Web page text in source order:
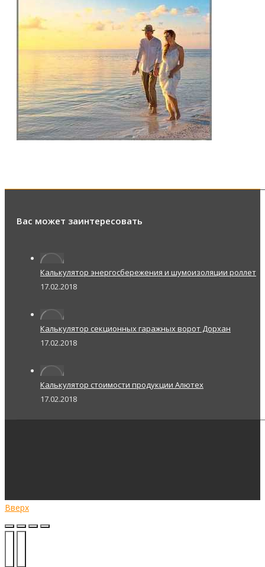
Вас может заинтересовать
Калькулятор энергосбережения и шумоизоляции роллет
17.02.2018
Калькулятор секционных гаражных ворот Дорхан
17.02.2018
Калькулятор стоимости продукции Алютех
17.02.2018
Вверх